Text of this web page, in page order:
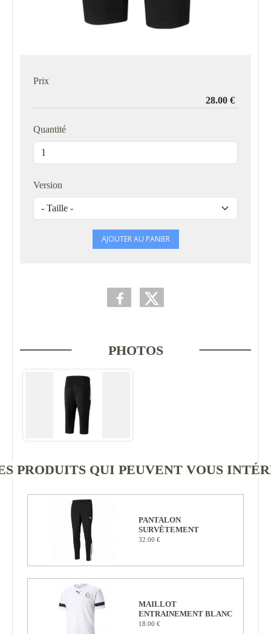
Prix
Quantité
Version
AJOUTER AU PANIER
PHOTOS
PRODUITS QUI PEUVENT VOUS
PANTALON
SURVÊTEMENT
32.00 €
MAILLOT
ENTRAINEMENT BLANC
18.00 €